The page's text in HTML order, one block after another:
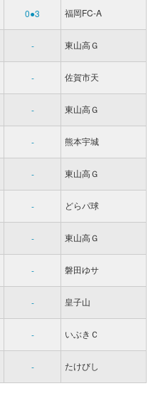
0●3 福岡FC-A
- 東山高Ｇ
- 佐賀市天
- 東山高Ｇ
- 熊本宇城
- 東山高Ｇ
- どらパ球
- 東山高Ｇ
- 磐田ゆサ
- 皇子山
- いぶきＣ
- たけびし